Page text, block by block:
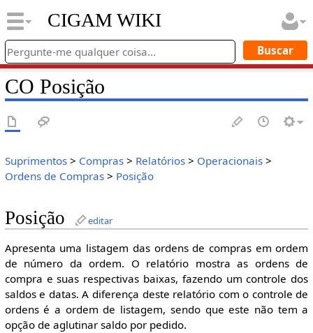
CIGAM WIKI
CO Posição
Suprimentos> Compras> Relatórios> Operacionais>
Ordens de Compras> Posição
Posição editar
Apresenta uma listagem das ordens de compras em ordem
de número da ordem. O relatório mostra as ordens de
compra e suas respectivas baixas, fazendo um controle dos
saldos e datas. A diferença deste relatório com o controle de
ordens é a ordem de listagem, sendo que este não tem a
opção de aglutinar saldo por pedido.